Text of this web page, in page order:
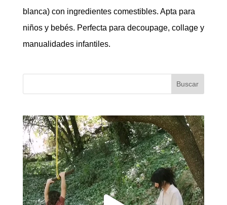
blanca) con ingredientes comestibles. Apta para
niños y bebés. Perfecta para decoupage, collage y
manualidades infantiles.
Buscar